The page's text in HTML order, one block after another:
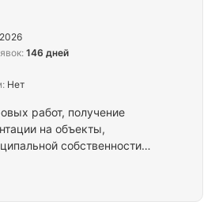
работ, получение
на объекты,
собственности
округа, объекты,
146 дней
Нет